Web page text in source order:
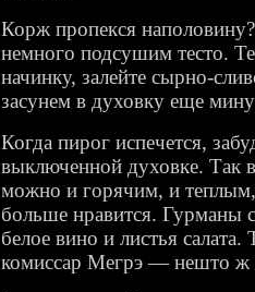
Корж пропекся
немного подсушим тесто.
начинку, залейте сырно-
засунем в духовку еще
Когда пирог испечется,
выключенной духовке. Так
можно и горячим, и
больше нравится. Гурманы
белое вино и листья салата.
комиссар Мегрэ — нешто ж